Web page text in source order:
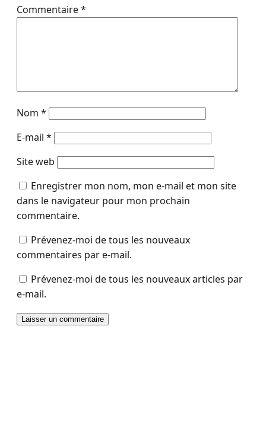
Commentaire*
Nom *
E-mail *
Site web
Enregistrer mon nom, mon e-mail et mon site
dans le navigateur pour mon prochain
commentaire.
Prévenez-moi de tous les nouveaux
commentaires par e-mail.
Prévenez-moi de tous les nouveaux articles par
e-mail.